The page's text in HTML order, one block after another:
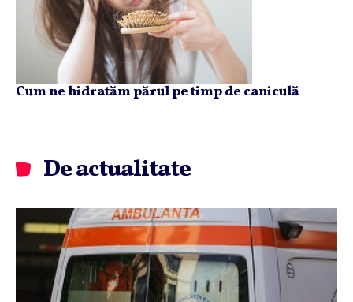
Cum ne hidratăm părul pe timp de caniculă
De actualitate